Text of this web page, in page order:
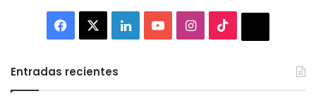
Facebook LinkedInYouTubeInstagram
Entradas recientes